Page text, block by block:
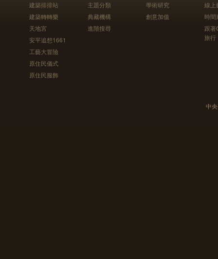
建築排排站
建築轉轉樂
天地宮
安平追想1661
工藝大冒險
原住民儀式
原住民服飾
主題分類
典藏機構
進階搜尋
學術研究
創意加值
線上
時間
跟
旅行
中